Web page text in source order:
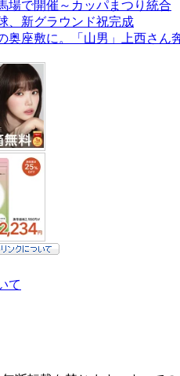
場で開催～カッパまつり統合
、新グラウンド祝完成
奥座敷に。「山男」上西さん
て